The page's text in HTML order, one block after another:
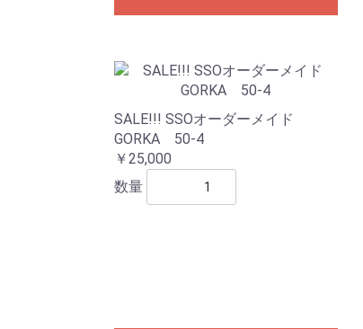
SALE!!! SSOオーダーメイド
GORKA 50-4
￥25,000
数量